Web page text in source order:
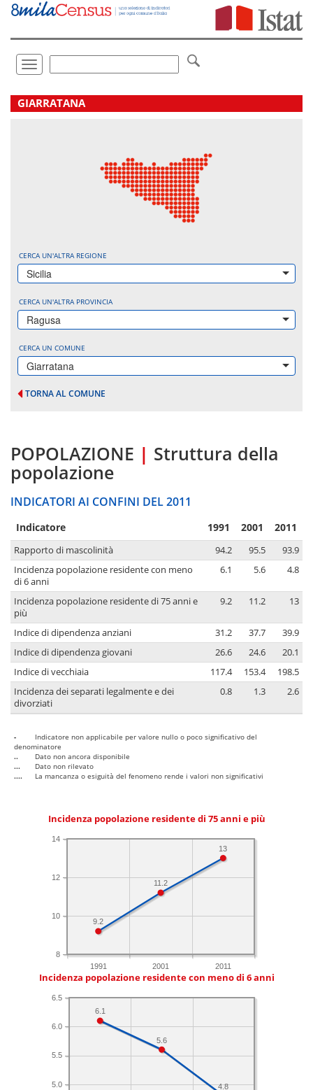
Vai
direttamente
Toggle
navigation
.
GIARRATANA
CERCA UN'ALTRA REGIONE
Sicilia
CERCA UN'ALTRA PROVINCIA
Ragusa
CERCA UN COMUNE
Giarratana
TORNA AL COMUNE
POPOLAZIONE | Struttura della
popolazione
INDICATORI AI CONFINI DEL 2011
Indicatore 1991 2001 2011
Rapporto di mascolinità 94.2 95.5
93.9
Incidenza popolazione residente con meno
di 6 anni
6.1 5.6 4.8
Incidenza popolazione residente di 75 anni e
più
9.2 11.2 13
Indice di dipendenza anziani 31.2 37.7
39.9
Indice di dipendenza giovani
26.6 24.6
20.1
Indice di vecchiaia
117.4 153.4
198.5
Incidenza dei separati legalmente e dei
divorziati
0.8 1.3 2.6
-
Indicatore non applicabile per valore nullo o poco significativo del
denominatore
..
Dato non ancora disponibile
...
Dato non rilevato
....
La mancanza o esiguità del fenomeno rende i valori non significativi
Incidenza popolazione residente di 75 anni e più
1991 2001 2011
8
10
12
14
13
11.2
9.2
Incidenza popolazione residente con meno di 6 anni
5.0
5.5
6.0
6.5
4.8
5.6
6.1